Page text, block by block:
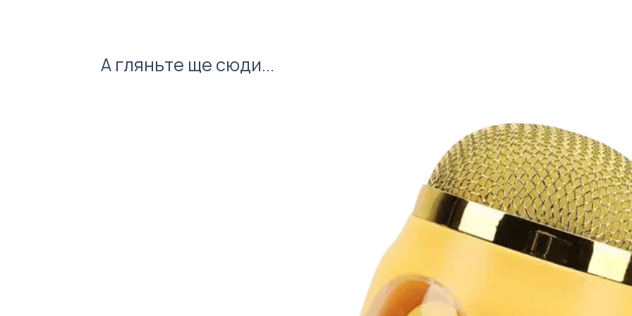
А гляньте ще сюди...